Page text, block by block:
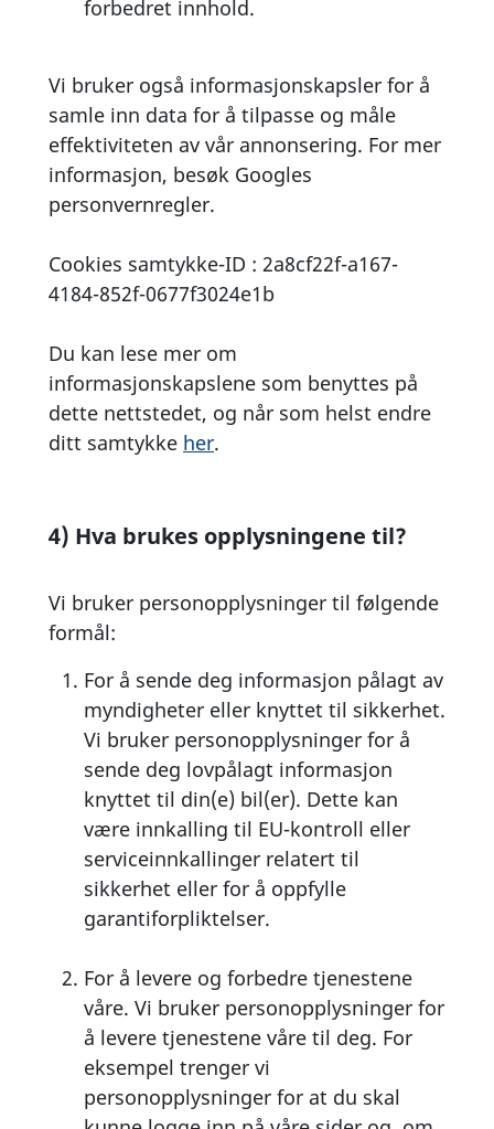
forbedret innhold.
Vi bruker også informasjonskapsler for å
samle inn data for å tilpasse og måle
effektiviteten av vår annonsering. For mer
informasjon, besøk Googles
personvernregler.
Cookies samtykke-ID : 2a8cf22f-a167-
4184-852f-0677f3024e1b
Du kan lese mer om
informasjonskapslene som benyttes på
dette nettstedet, og når som helst endre
ditt samtykke her.
4) Hva brukes opplysningene til?
Vi bruker personopplysninger til følgende
formål:
For å sende deg informasjon pålagt av
myndigheter eller knyttet til sikkerhet.
Vi bruker personopplysninger for å
sende deg lovpålagt informasjon
knyttet til din(e) bil(er). Dette kan
være innkalling til EU-kontroll eller
serviceinnkallinger relatert til
sikkerhet eller for å oppfylle
garantiforpliktelser.
For å levere og forbedre tjenestene
våre. Vi bruker personopplysninger for
å levere tjenestene våre til deg. For
eksempel trenger vi
personopplysninger for at du skal